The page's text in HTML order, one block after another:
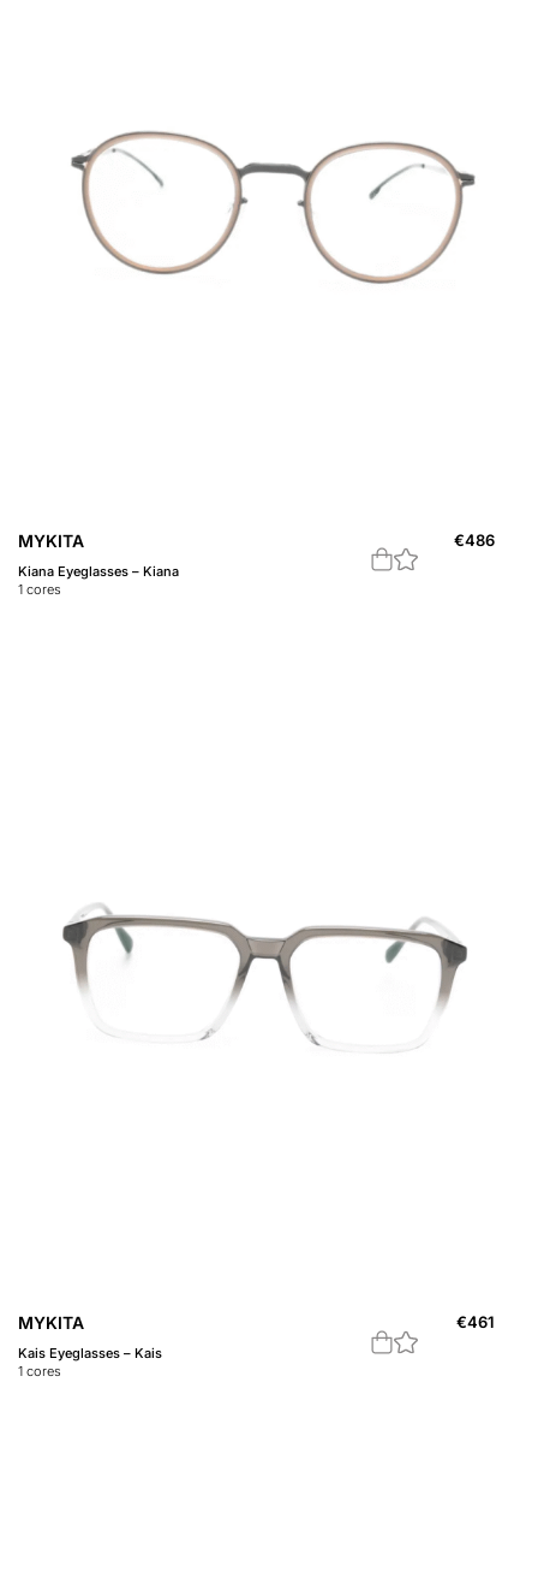
MYKITA
Kiana Eyeglasses – Kiana
1 cores
€486
MYKITA
Kais Eyeglasses – Kais
1 cores
€461